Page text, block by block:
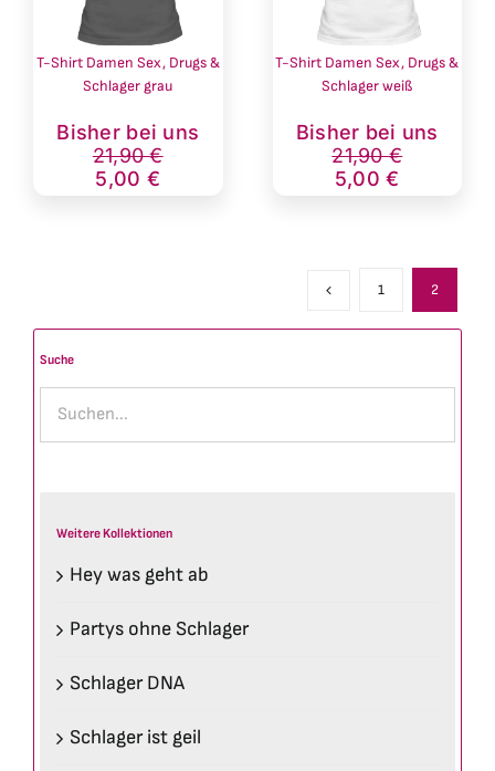
Suche
Weitere Kollektionen
Hey was geht ab
Partys ohne Schlager
Schlager DNA
Schlager ist geil
T-Shirt Damen Sex, Drugs &
Schlager grau
Bisher bei uns
21,90€
Ursprünglicher
Preis
war:
5,00 €
Aktueller
Preis
ist:
T-Shirt Damen Sex, Drugs &
Schlager weiß
Bisher bei uns
21,90€
Preis
war:
5,00€
Aktueller
Preis
ist:
1 2